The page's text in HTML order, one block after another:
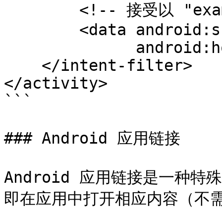
</activity>
```
### Android 应用链接
Android 应用链接是一种特
即在应用中打开相应内容（不